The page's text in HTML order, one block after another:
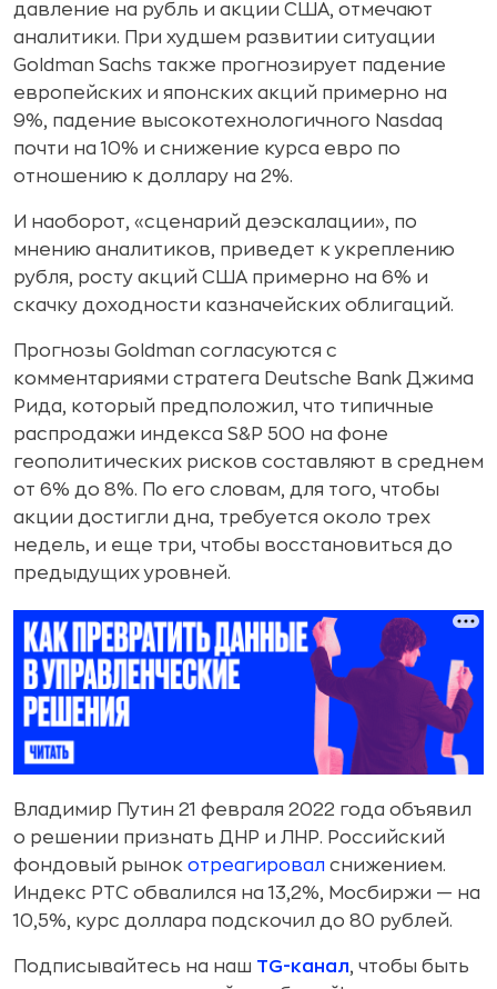
давление на рубль и акции США, отмечают
аналитики. При худшем развитии ситуации
Goldman Sachs также прогнозирует падение
европейских и японских акций примерно на
9%, падение высокотехнологичного Nasdaq
почти на 10% и снижение курса евро по
отношению к доллару на 2%.
И наоборот, «сценарий деэскалации», по
мнению аналитиков, приведет к укреплению
рубля, росту акций США примерно на 6% и
скачку доходности казначейских облигаций.
Прогнозы Goldman согласуются с
комментариями стратега Deutsche Bank Джима
Рида, который предположил, что типичные
распродажи индекса S&P 500 на фоне
геополитических рисков составляют в среднем
от 6% до 8%. По его словам, для того, чтобы
акции достигли дна, требуется около трех
недель, и еще три, чтобы восстановиться до
предыдущих уровней.
Владимир Путин 21 февраля 2022 года объявил
о решении признать ДНР и ЛНР. Российский
фондовый рынок отреагировал снижением.
Индекс РТС обвалился на 13,2%, Мосбиржи — на
10,5%, курс доллара подскочил до 80 рублей.
Подписывайтесь на наш TG-канал, чтобы быть